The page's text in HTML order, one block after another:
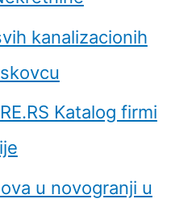
kanalizacionih
Katalog firmi
u novogranji u